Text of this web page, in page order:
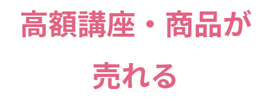
高額講座・商品が
売れる